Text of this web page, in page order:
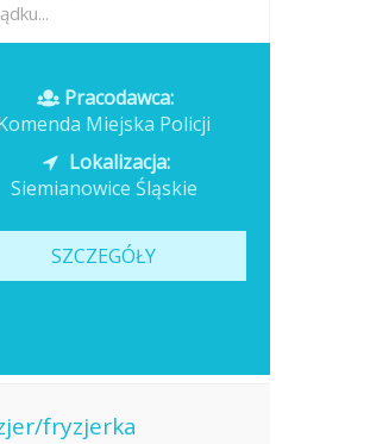
Pracodawca:
Miejska Policji
Lokalizacja:
Siemianowice Śląskie
SZCZEGÓŁY
fryzjerka